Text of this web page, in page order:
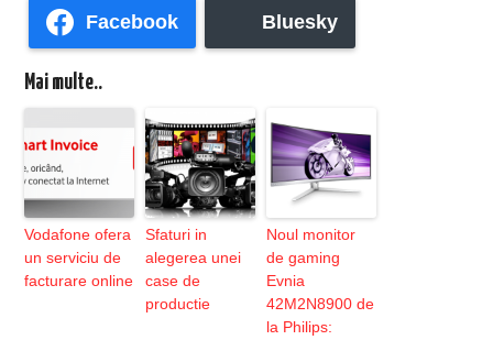
Facebook Bluesky
Mai multe..
Vodafone ofera
un serviciu de
facturare online
Sfaturi in
alegerea unei
case de
productie
Noul monitor
de gaming
Evnia
42M2N8900 de
la Philips: